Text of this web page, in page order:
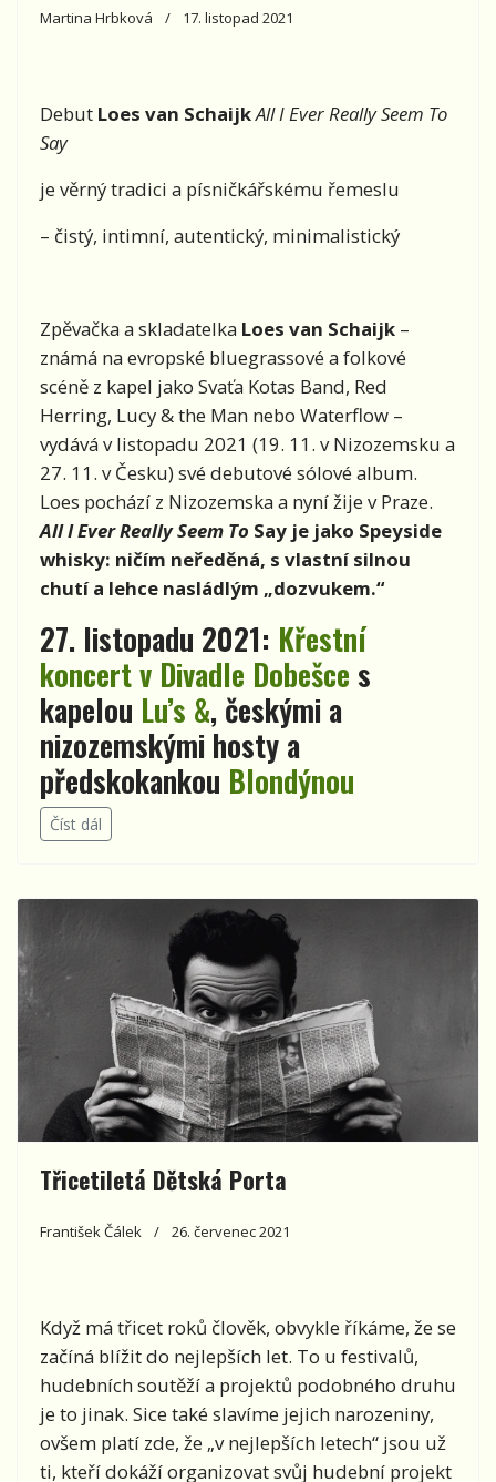
Martina Hrbková 17. listopad 2021
Debut Loes van SchaijkAll I Ever Really Seem To
Say
je věrný tradici a písničkářskému řemeslu
– čistý, intimní, autentický, minimalistický
Zpěvačka a skladatelka Loes van Schaijk –
známá na evropské bluegrassové a folkové
scéně z kapel jako Svaťa Kotas Band, Red
Herring, Lucy & the Man nebo Waterflow –
vydává v listopadu 2021 (19. 11. v Nizozemsku a
27. 11. v Česku) své debutové sólové album.
Loes pochází z Nizozemska a nyní žije v Praze.
All I Ever Really Seem To Say je jako Speyside
whisky: ničím neředěná, s vlastní silnou
chutí a lehce nasládlým „dozvukem.“
27. listopadu 2021: Křestní
koncert v Divadle Dobešce s
kapelou Lu’s &, českými a
nizozemskými hosty a
předskokankou Blondýnou
Číst dál
Třicetiletá Dětská Porta
František Čálek 26. červenec 2021
Když má třicet roků člověk, obvykle říkáme, že se
začíná blížit do nejlepších let. To u festivalů,
hudebních soutěží a projektů podobného druhu
je to jinak. Sice také slavíme jejich narozeniny,
ovšem platí zde, že „v nejlepších letech“ jsou už
ti, kteří dokáží organizovat svůj hudební projekt